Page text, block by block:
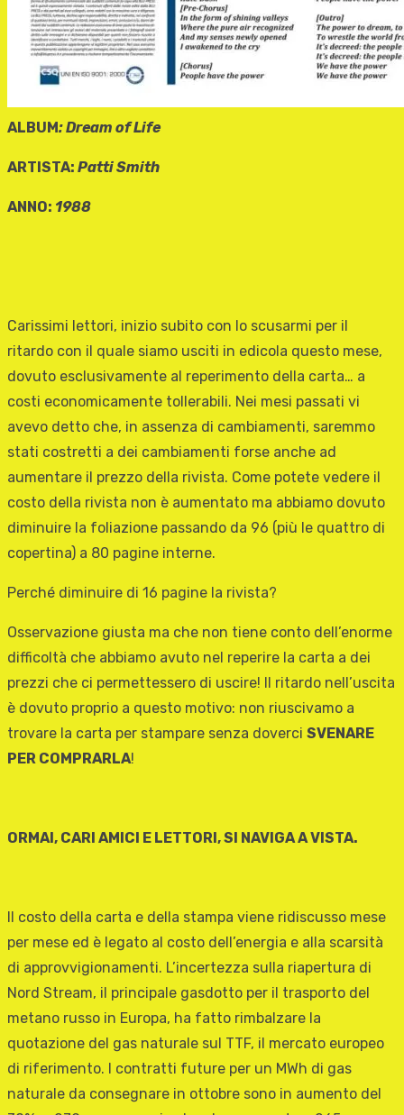
ALBUM:Dream of Life
ARTISTA: Patti Smith
ANNO: 1988
Carissimi lettori, inizio subito con lo scusarmi per il
ritardo con il quale siamo usciti in edicola questo mese,
dovuto esclusivamente al reperimento della carta… a
costi economicamente tollerabili. Nei mesi passati vi
avevo detto che, in assenza di cambiamenti, saremmo
stati costretti a dei cambiamenti forse anche ad
aumentare il prezzo della rivista. Come potete vedere il
costo della rivista non è aumentato ma abbiamo dovuto
diminuire la foliazione passando da 96 (più le quattro di
copertina) a 80 pagine interne.
Perché diminuire di 16 pagine la rivista?
Osservazione giusta ma che non tiene conto dell’enorme
difficoltà che abbiamo avuto nel reperire la carta a dei
prezzi che ci permettessero di uscire! Il ritardo nell’uscita
è dovuto proprio a questo motivo: non riuscivamo a
trovare la carta per stampare senza doverci SVENARE
PER COMPRARLA!
ORMAI, CARI AMICI E LETTORI, SI NAVIGA A VISTA.
Il costo della carta e della stampa viene ridiscusso mese
per mese ed è legato al costo dell’energia e alla scarsità
di approvvigionamenti. L’incertezza sulla riapertura di
Nord Stream, il principale gasdotto per il trasporto del
metano russo in Europa, ha fatto rimbalzare la
quotazione del gas naturale sul TTF, il mercato europeo
di riferimento. I contratti future per un MWh di gas
naturale da consegnare in ottobre sono in aumento del